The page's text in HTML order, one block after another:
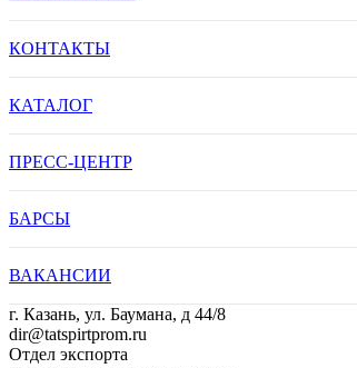
КОНТАКТЫ
КАТАЛОГ
ПРЕСС-ЦЕНТР
БАРСЫ
ВАКАНСИИ
г. Казань, ул. Баумана, д 44/8
dir@tatspirtprom.ru
Отдел экспорта